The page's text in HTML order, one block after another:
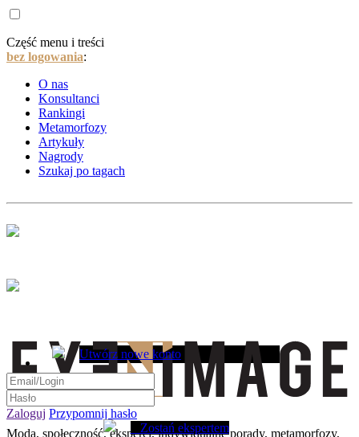
Część menu i treści
bez logowania:
O nas
Konsultanci
Rankingi
Metamorfozy
Artykuły
Nagrody
Szukaj po tagach
Moda, społeczność, eksperci, indywidualne porady, metamorfozy,
Utwórz nowe konto
Zaloguj Przypomnij hasło
Zostań ekspertem